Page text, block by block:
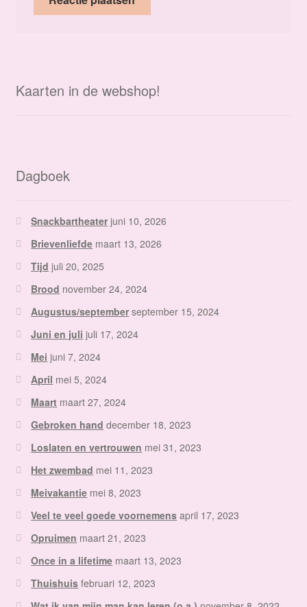
Kaarten in de webshop!
Dagboek
Snackbartheater juni 10, 2026
Brievenliefde maart 13, 2026
Tijd juli 20, 2025
Brood november 24, 2024
Augustus/september september 15, 2024
Juni en juli juli 17, 2024
Mei juni 7, 2024
April mei 5, 2024
Maart maart 27, 2024
Gebroken hand december 18, 2023
Loslaten en vertrouwen mei 31, 2023
Het zwembad mei 11, 2023
Meivakantie mei 8, 2023
Veel te veel goede voornemens april 17, 2023
Opruimen maart 21, 2023
Once in a lifetime maart 13, 2023
Thuishuis februari 12, 2023